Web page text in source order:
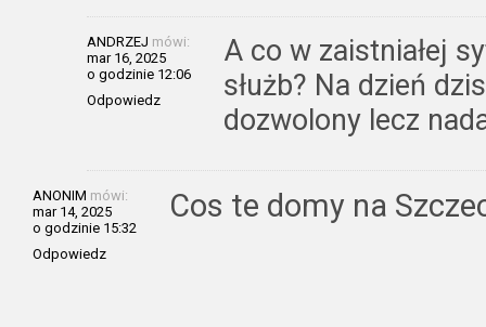
ANDRZEJ mówi:
mar 16, 2025
o godzinie 12:06
Odpowiedz
A co w zaistniałej
służb? Na dzień
dozwolony lecz
ANONIM mówi:
mar 14, 2025
o godzinie 15:32
Odpowiedz
Cos te domy na